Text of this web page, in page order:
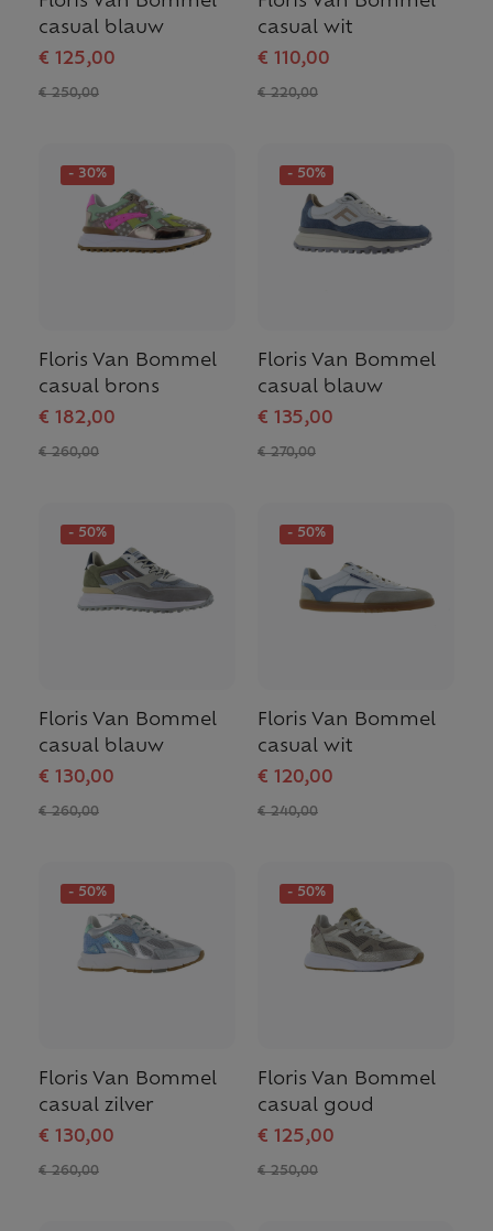
casual blauw
€ 125,00
€ 250,00
casual wit
€ 110,00
€ 220,00
- 30%
Floris Van Bommel
casual brons
€ 182,00
€ 260,00
- 50%
Floris Van Bommel
casual blauw
€ 135,00
€ 270,00
- 50%
Floris Van Bommel
casual blauw
€ 130,00
€ 260,00
- 50%
Floris Van Bommel
casual wit
€ 120,00
€ 240,00
- 50%
Floris Van Bommel
casual zilver
€ 130,00
€ 260,00
- 50%
Floris Van Bommel
casual goud
€ 125,00
€ 250,00